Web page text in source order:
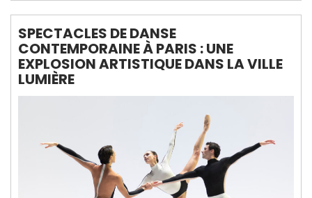
SPECTACLES DE DANSE
CONTEMPORAINE À PARIS : UNE
EXPLOSION ARTISTIQUE DANS LA VILLE
LUMIÈRE